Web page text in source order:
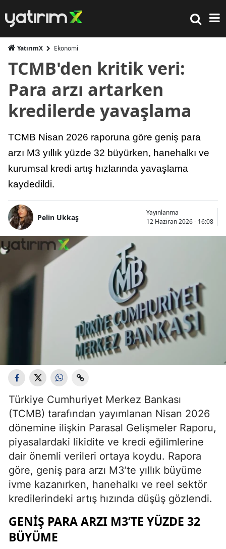
YatırımX Ekonomi
TCMB'den kritik veri:
Para arzı artarken
kredilerde yavaşlama
TCMB Nisan 2026 raporuna göre geniş para
arzı M3 yıllık yüzde 32 büyürken, hanehalkı ve
kurumsal kredi artış hızlarında yavaşlama
kaydedildi.
Pelin Ukkaş
Yayınlanma
12 Haziran 2026 - 16:08
Türkiye Cumhuriyet Merkez Bankası
(TCMB) tarafından yayımlanan Nisan 2026
dönemine ilişkin Parasal Gelişmeler Raporu,
piyasalardaki likidite ve kredi eğilimlerine
dair önemli verileri ortaya koydu. Rapora
göre, geniş para arzı M3’te yıllık büyüme
ivme kazanırken, hanehalkı ve reel sektör
kredilerindeki artış hızında düşüş gözlendi.
GENIŞ PARA ARZI M3’TE YÜZDE 32
BÜYÜME